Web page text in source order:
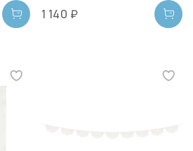
1 140 ₽